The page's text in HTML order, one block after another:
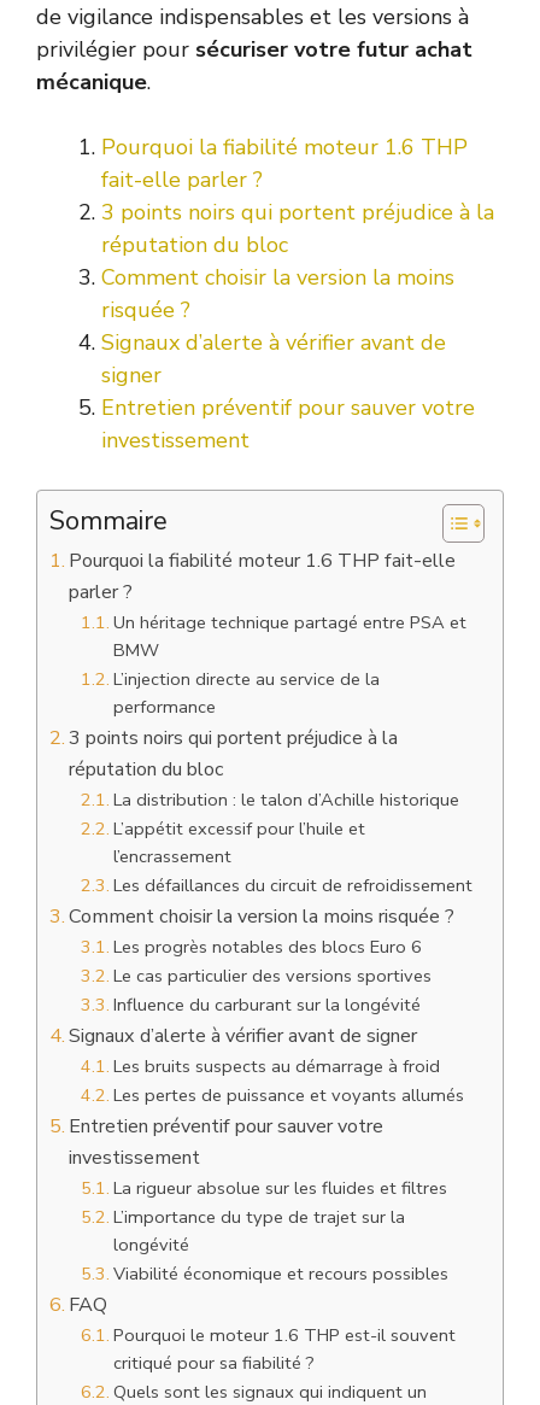
de vigilance indispensables et les versions à
privilégier pour sécuriser votre futur achat
mécanique.
Pourquoi la fiabilité moteur 1.6 THP
fait-elle parler ?
3 points noirs qui portent préjudice à la
réputation du bloc
Comment choisir la version la moins
risquée ?
Signaux d’alerte à vérifier avant de
signer
Entretien préventif pour sauver votre
investissement
Sommaire
Pourquoi la fiabilité moteur 1.6 THP fait-elle
parler ?
Un héritage technique partagé entre PSA et
BMW
L’injection directe au service de la
performance
3 points noirs qui portent préjudice à la
réputation du bloc
La distribution : le talon d’Achille historique
L’appétit excessif pour l’huile et
l’encrassement
Les défaillances du circuit de refroidissement
Comment choisir la version la moins risquée ?
Les progrès notables des blocs Euro 6
Le cas particulier des versions sportives
Influence du carburant sur la longévité
Signaux d’alerte à vérifier avant de signer
Les bruits suspects au démarrage à froid
Les pertes de puissance et voyants allumés
Entretien préventif pour sauver votre
investissement
La rigueur absolue sur les fluides et filtres
L’importance du type de trajet sur la
longévité
Viabilité économique et recours possibles
FAQ
Pourquoi le moteur 1.6 THP est-il souvent
critiqué pour sa fiabilité ?
Quels sont les signaux qui indiquent un